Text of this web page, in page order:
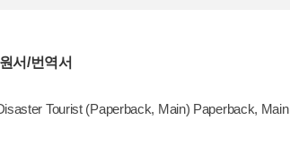
서/번역서
Tourist (Paperback, Main) Paperback, Main